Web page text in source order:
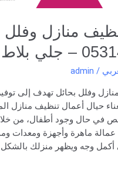
منازل وفلل
بحائل
/
admin
وفلل بحائل تهدف إلى
حيال أعمال تنظيف منازل
في حال وجود أطفال، من
ماهرة وأجهزة ومعدات
وجه ويظهر منزلك بالشكل